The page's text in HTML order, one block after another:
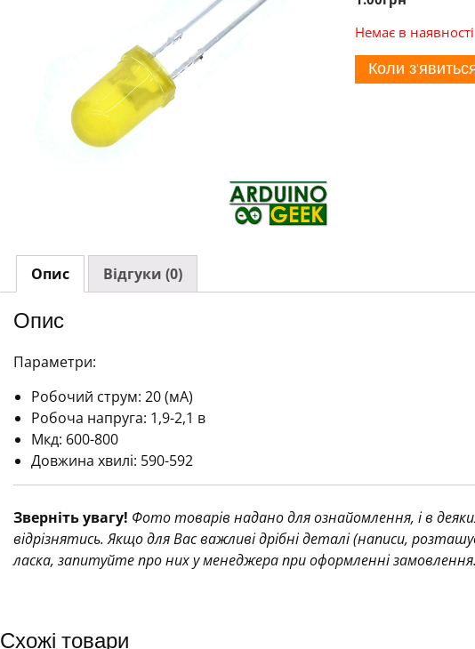
Немає в наявності
Коли
Опис Відгуки (0)
Опис
Параметри:
Робочий струм: 20 (мА)
Робоча напруга: 1,9-2,1 в
Мкд: 600-800
Довжина хвилі: 590-592
Зверніть увагу! Фото товарів надано для ознайомлення, і в
відрізнятись. Якщо для Вас важливі дрібні деталі (написи,
ласка, запитуйте про них у менеджера при оформленні замовлення.
Схожі товари